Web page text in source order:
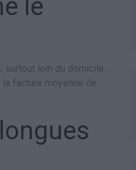
le
surtout loin du domicile.
la facture moyenne de